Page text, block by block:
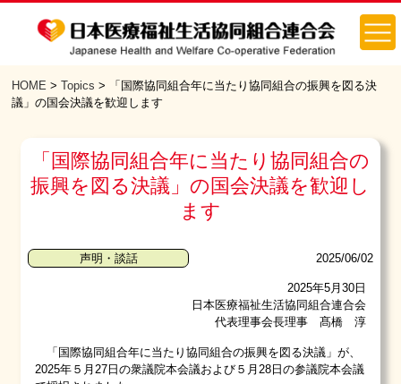
HOME >Topics > 「国際協同組合年に当たり協同組合の振興を図る決
議」の国会決議を歓迎します
「国際協同組合年に当たり協同組合の
振興を図る決議」の国会決議を歓迎し
ます
2025/06/02
声明・談話
2025年5月30日
日本医療福祉生活協同組合連合会
代表理事会長理事 髙橋 淳
「国際協同組合年に当たり協同組合の振興を図る決議」が、
2025年５月27日の衆議院本会議および５月28日の参議院本会議